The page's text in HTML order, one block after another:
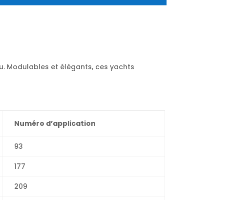
Modulables et élègants, ces yachts
Numéro d’application
93
177
209